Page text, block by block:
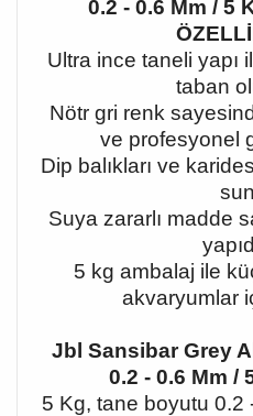
0.2 - 0.6 Mm / 5
Ultra ince taneli yapı
taban
Nötr gri renk
ve profesyonel
Dip balıkları ve
Suya zararlı madde
5 kg ambalaj ile
akvaryumlar
Jbl Sansibar Grey
0.2 - 0.6 Mm /
5 Kg, tane boyutu 0.2